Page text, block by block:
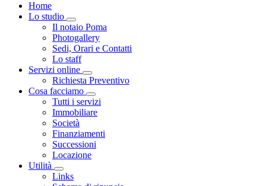
Home
Lo studio
Toggle Dropdown
Il notaio Poma
Photogallery
Sedi, Orari e Contatti
Lo staff
Servizi online
Toggle Dropdown
Richiesta Preventivo
Cosa facciamo
Toggle Dropdown
Tutti i servizi
Immobiliare
Società
Finanziamenti
Successioni
Locazione
Utilità
Toggle Dropdown
Links